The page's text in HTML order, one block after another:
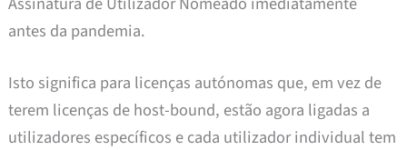
antes da pandemia.
Isto significa para licenças autónomas que, em vez de
terem licenças de host-bound, estão agora ligadas a
utilizadores específicos e cada utilizador individual tem